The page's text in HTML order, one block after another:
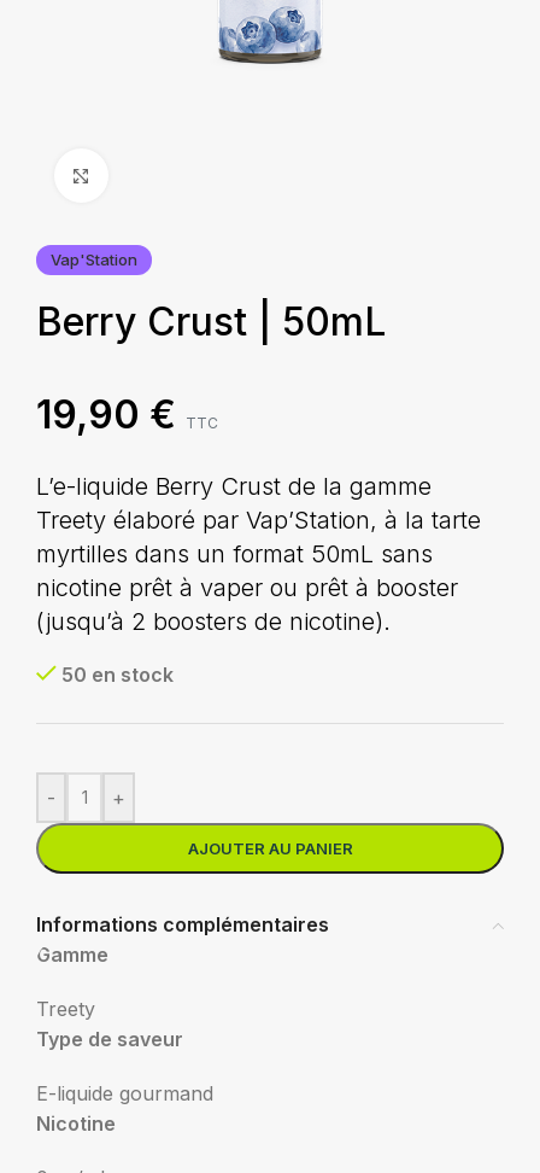
Vap'Station
Berry Crust | 50mL
19,90 € TTC
L’e-liquide Berry Crust de la gamme
Treety élaboré par Vap’Station, à la tarte
myrtilles dans un format 50mL sans
nicotine prêt à vaper ou prêt à booster
(jusqu’à 2 boosters de nicotine).
50 en stock
- +
AJOUTER AU PANIER
Informations complémentaires
Gamme
Treety
Type de saveur
E-liquide gourmand
Nicotine